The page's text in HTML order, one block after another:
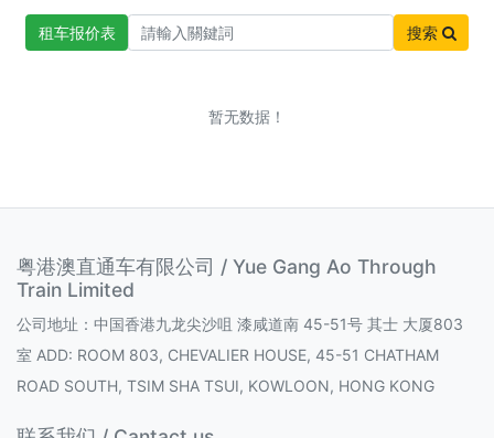
租车报价表 搜索
暂无数据！
粤港澳直通车有限公司 / Yue Gang Ao Through
Train Limited
公司地址：中国香港九龙尖沙咀 漆咸道南 45-51号 其士 大厦803
室 ADD: ROOM 803, CHEVALIER HOUSE, 45-51 CHATHAM
ROAD SOUTH, TSIM SHA TSUI, KOWLOON, HONG KONG